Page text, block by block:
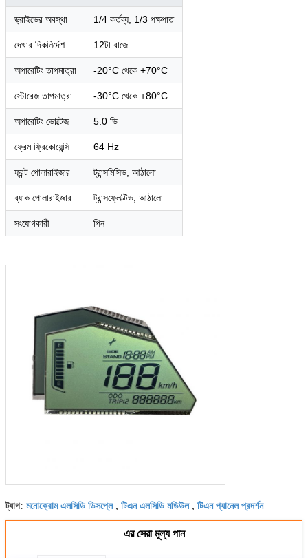
ড্রাইভের অবস্থা 1/4 কর্তব্য, 1/3 পক্ষপাত
দেখার দিকনির্দেশ 12টা বাজে
অপারেটিং তাপমাত্রা -20°C থেকে +70°C
স্টোরেজ তাপমাত্রা -30°C থেকে +80°C
অপারেটিং ভোল্টেজ 5.0 ভি
ফ্রেম ফ্রিকোয়েন্সি 64 Hz
ফ্রন্ট পোলারাইজার ট্রান্সমিসিভ, আঠালো
ব্যাক পোলারাইজার ট্রান্সফ্লেক্টিভ, আঠালো
সংযোগকারী পিন
ট্যাগ: মনোক্রোম এলসিডি ডিসপ্লে, টিএন এলসিডি মডিউল, টিএন প্যানেল প্রদর্শন
এর সেরা মূল্য পান